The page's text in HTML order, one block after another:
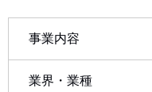
事業内容
業界・業種